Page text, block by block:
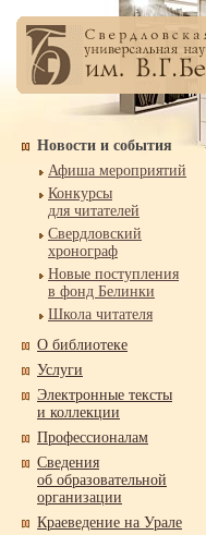
Новости и события
Афиша мероприятий
Конкурсы
для читателей
Свердловский
хронограф
Новые поступления
в фонд Белинки
Школа читателя
О библиотеке
Услуги
Электронные тексты
и коллекции
Профессионалам
Сведения
об образовательной
организации
Краеведение на Урале